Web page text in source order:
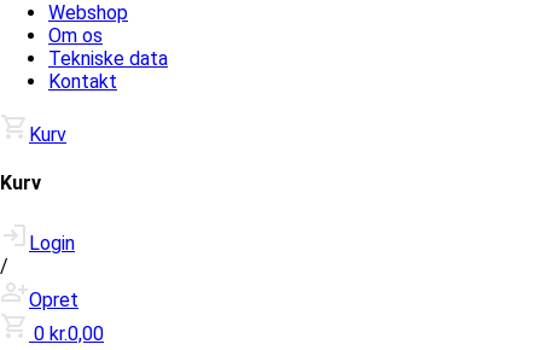
Webshop
Om os
Tekniske data
Kontakt
Kurv
Kurv
Login
/
Opret
0 kr.0,00